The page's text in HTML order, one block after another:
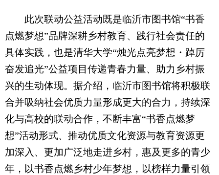
此次联动公益活动既是临沂市图书馆“书香
点燃梦想”品牌深耕乡村教育、践行社会责任的
具体实践，也是清华大学“烛光点亮梦想・踔厉
奋发追光”公益项目传递青春力量、助力乡村振
兴的生动体现。据介绍，临沂市图书馆将积极联
合并吸纳社会优质力量形成更大的合力，持续深
化与高校的联动合作，不断丰富“书香点燃梦
想”活动形式、推动优质文化资源与教育资源更
加深入、更加广泛地走进乡村，惠及更多的青少
年，以书香点燃乡村少年梦想，以榜样力量引领